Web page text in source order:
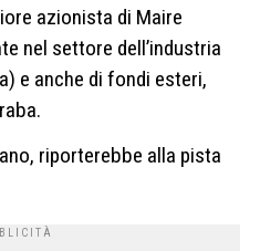
azionista di Maire
nel settore dell’industria
e anche di fondi esteri,
riporterebbe alla pista